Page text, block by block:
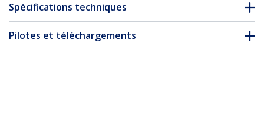
Spécifications techniques
Pilotes et téléchargements